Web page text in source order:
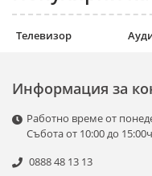
Телевизор
Информация за
Работно време от
Събота от 10:00 до
0888 48 13 13